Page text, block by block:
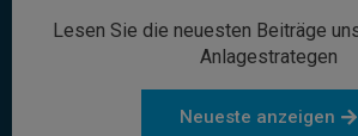
Lesen Sie die neuesten Beiträge
Anlagestrategen
Neueste anzeigen